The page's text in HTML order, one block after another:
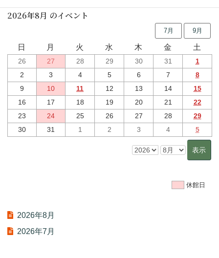
2026年8月 のイベント
7月 9月
日 月 火 水 木 金 土
26 27 28 29 30 31
1
2
3 4 5 6 7
8
9
10 11 12 13 14
15
16
17 18 19 20 21
22
23
24 25 26 27 28
29
30
31 1 2 3 4 5
休館日
2026年8月
2026年7月